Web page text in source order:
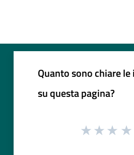
Quanto sono chiare
su questa pagina?